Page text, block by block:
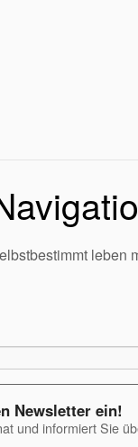
leben
Newsletter ein!
und informiert Sie